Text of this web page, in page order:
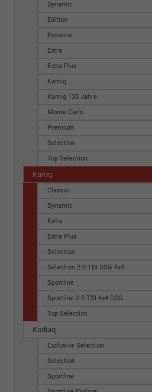
Dynamic
Edition
Essence
Extra
Extra Plus
Kamiq
Kamiq 130 Jahre
Monte Carlo
Premium
Selection
Top Selection
Karoq
Classic
Dynamic
Extra
Extra Plus
Selection
Selection 2.0 TDI DSG 4x4
Sportline
Sportline 2.0 TSI 4x4 DSG
Top Selection
Kodiaq
Exclusive Selection
Selection
Sportline